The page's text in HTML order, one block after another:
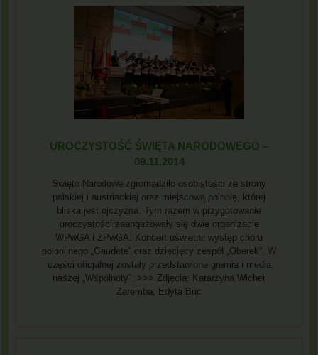
UROCZYSTOŚĆ ŚWIĘTA NARODOWEGO –
09.11.2014
Swięto Narodowe zgromadziło osobistości ze strony
polskiej i austriackiej oraz miejscową polonię, której
bliska jest ojczyzna. Tym razem w przygotowanie
uroczystości zaangażowały się dwie organizacje
WPwGA i ZPwGA. Koncert uświetnił występ chóru
polonijnego „Gaudete” oraz dziecięcy zespół „Oberek”. W
części oficjalnej zostały przedstawione gremia i media
naszej „Wspólnoty”. >>> Zdjęcia: Katarzyna Wicher
Zaremba, Edyta Buc